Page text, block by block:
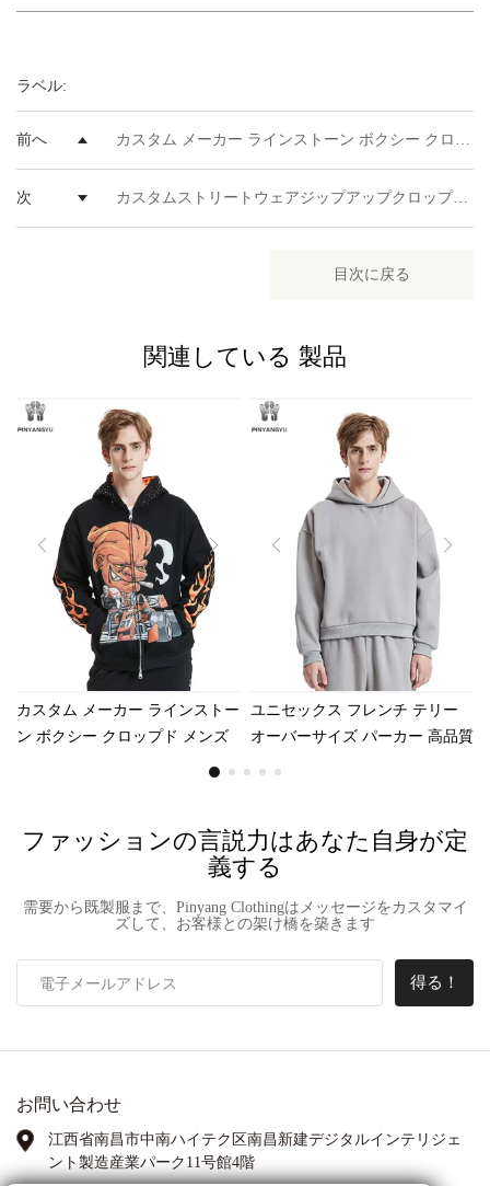
す。
対応しております。ご注文を確認次第、プロフォーマイン
のご注文の場合は、より柔軟な条件をご提案できる場合が
ンをご提供できます。
ラベル:
前へ カスタム メーカー ラインストーン ボクシー クロップド メンズ ダイヤモンド プリント 420gsm ヘビーウェイト ディストレスト アップリケ パッチ アシッド ウォッシュ ジップ パーカー
次 カスタムストリートウェアジップアップクロップドルーズボクシージャケットメンズレザー刺繍パッチパーカー男性用の製造
目次に戻る
関連している 製品
カスタム メーカー ラインストー
ン ボクシー クロップド メンズ
ォッシュ ジップ パーカー
ユニセックス フレンチ テリー​​
オーバーサイズ パーカー 高品質
ファッションの言説力はあなた自身が定
義する
需要から既製服まで、Pinyang Clothingはメッセージをカスタマイ
ズして、お客様との架け橋を築きます
得る！
お問い合わせ
江西省南昌市中南ハイテク区南昌新建デジタルインテリジェ
ント製造産業パーク11号館4階